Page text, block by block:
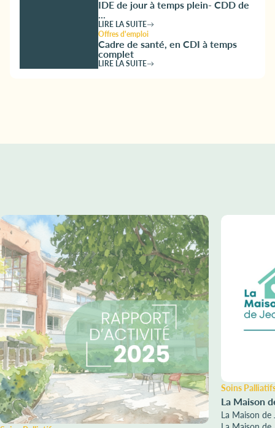
IDE de jour à temps plein- CDD de
...
LIRE LA SUITE
Offres d'emploi
Cadre de santé, en CDI à temps
complet
LIRE LA SUITE
Soins
La Maison
La Maison de